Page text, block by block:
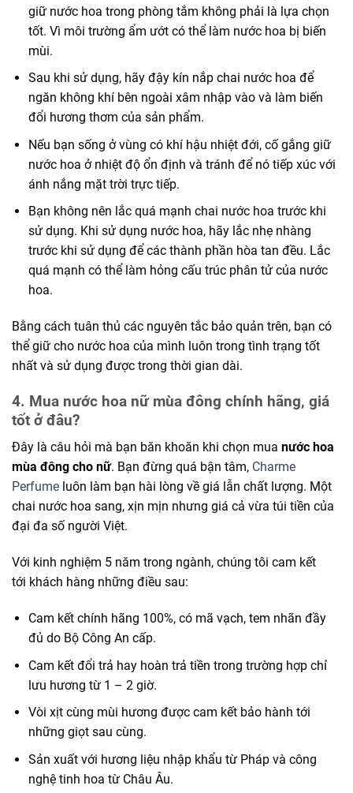
giữ nước hoa trong phòng tắm không phải là lựa chọn
tốt. Vì môi trường ẩm ướt có thể làm nước hoa bị biến
mùi.
Sau khi sử dụng, hãy đậy kín nắp chai nước hoa để
ngăn không khí bên ngoài xâm nhập vào và làm biến
đổi hương thơm của sản phẩm.
Nếu bạn sống ở vùng có khí hậu nhiệt đới, cố gắng giữ
nước hoa ở nhiệt độ ổn định và tránh để nó tiếp xúc với
ánh nắng mặt trời trực tiếp.
Bạn không nên lắc quá mạnh chai nước hoa trước khi
sử dụng. Khi sử dụng nước hoa, hãy lắc nhẹ nhàng
trước khi sử dụng để các thành phần hòa tan đều. Lắc
quá mạnh có thể làm hỏng cấu trúc phân tử của nước
hoa.
Bằng cách tuân thủ các nguyên tắc bảo quản trên, bạn có
thể giữ cho nước hoa của mình luôn trong tình trạng tốt
nhất và sử dụng được trong thời gian dài.
4. Mua nước hoa nữ mùa đông chính hãng, giá
tốt ở đâu?
Đây là câu hỏi mà bạn băn khoăn khi chọn mua nước hoa
mùa đông cho nữ. Bạn đừng quá bận tâm, Charme
Perfume luôn làm bạn hài lòng về giá lẫn chất lượng. Một
chai nước hoa sang, xịn mịn nhưng giá cả vừa túi tiền của
đại đa số người Việt.
Với kinh nghiệm 5 năm trong ngành, chúng tôi cam kết
tới khách hàng những điều sau:
Cam kết chính hãng 100%, có mã vạch, tem nhãn đầy
đủ do Bộ Công An cấp.
Cam kết đổi trả hay hoàn trả tiền trong trường hợp chỉ
lưu hương từ 1 – 2 giờ.
Vòi xịt cùng mùi hương được cam kết bảo hành tới
những giọt sau cùng.
Sản xuất với hương liệu nhập khẩu từ Pháp và công
nghệ tinh hoa từ Châu Âu.